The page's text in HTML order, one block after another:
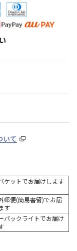
いて
ケットでお届けします
郵便(簡易書留)でお届
す
パックライトでお届け